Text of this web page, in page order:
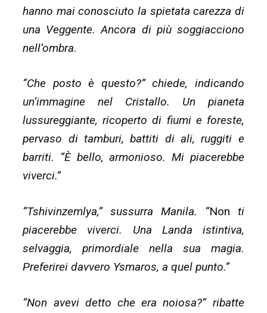
hanno mai conosciuto la spietata carezza di
una Veggente. Ancora di più soggiacciono
nell’ombra.
“Che posto è questo?” chiede, indicando
un’immagine nel Cristallo. Un pianeta
lussureggiante, ricoperto di fiumi e foreste,
pervaso di tamburi, battiti di ali, ruggiti e
barriti. “È bello, armonioso. Mi piacerebbe
viverci.”
“Tshivinzemlya,” sussurra Manila. “Non ti
piacerebbe viverci. Una Landa istintiva,
selvaggia, primordiale nella sua magia.
Preferirei davvero Ysmaros, a quel punto.”
“Non avevi detto che era noiosa?” ribatte